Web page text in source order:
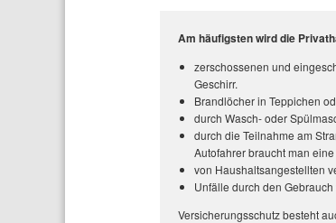
Am häufigsten wird die
zerschossenen und
Geschirr.
Brandlöcher in Teppichen
durch Wasch- oder
durch die Teilnahme am
Autofahrer braucht man
von Haushaltsangestellten
Unfälle durch den
Versicherungsschutz besteht